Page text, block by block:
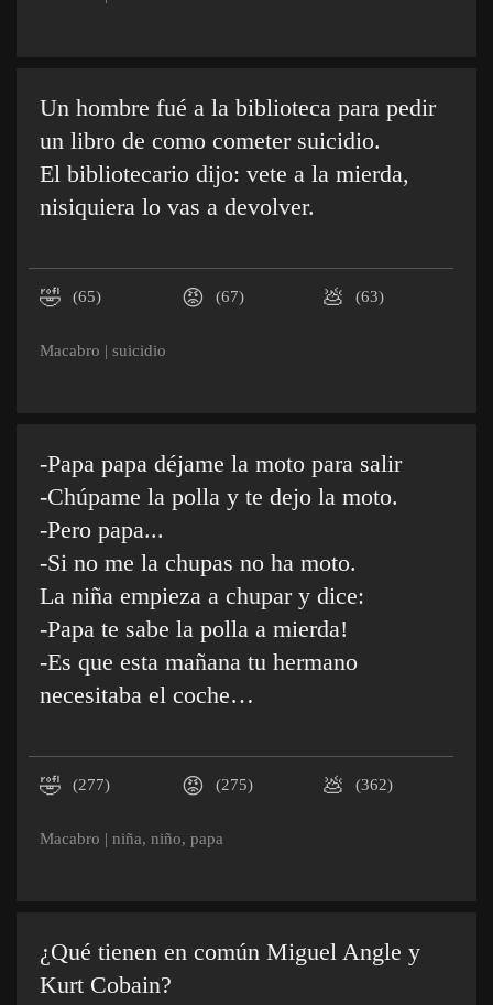
Un hombre fué a la biblioteca para pedir
un libro de como cometer suicidio.
El bibliotecario dijo: vete a la mierda,
nisiquiera lo vas a devolver.
🤣 (65) 😡 (67) 💩 (63)
Macabro | suicidio
-Papa papa déjame la moto para salir
-Chúpame la polla y te dejo la moto.
-Pero papa...
-Si no me la chupas no ha moto.
La niña empieza a chupar y dice:
-Papa te sabe la polla a mierda!
-Es que esta mañana tu hermano
necesitaba el coche…
🤣 (277) 😡 (275) 💩 (362)
Macabro | niña, niño, papa
¿Qué tienen en común Miguel Angle y
Kurt Cobain?